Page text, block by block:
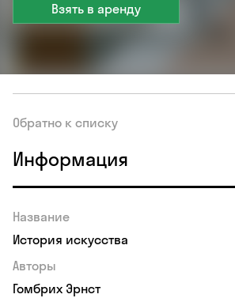
Взять в аренду
Обратно к списку
Информация
Название
История искусства
Авторы
Гомбрих Эрнст